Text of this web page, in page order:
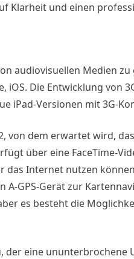
Klarheit und einen
audiovisuellen Medien
iOS. Die Entwicklung von
iPad-Versionen mit 3G-
von dem erwartet wird,
über eine FaceTime-
Internet nutzen
GPS-Gerät zur
es besteht die
der eine